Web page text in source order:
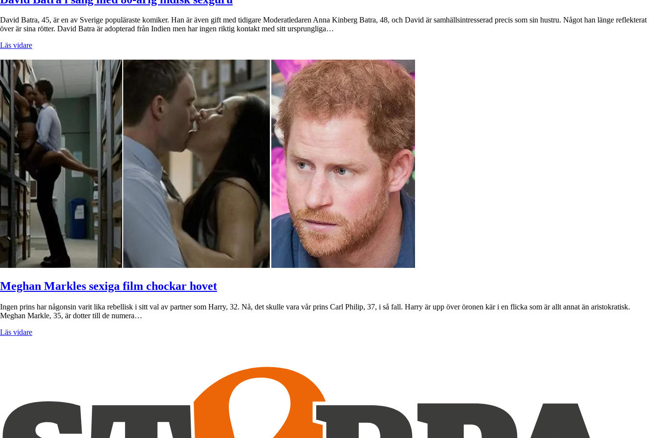
David Batra, 45, är en av Sverige populäraste komiker. Han är även gift med tidigare Moderatledaren Anna Kinberg Batra, 48, och David är samhällsintresserad precis som sin hustru. Något han länge reflekterat
över är sina rötter. David Batra är adopterad från Indien men har ingen riktig kontakt med sitt ursprungliga…
Läs vidare
Meghan Markles sexiga film chockar hovet
Ingen prins har någonsin varit lika rebellisk i sitt val av partner som Harry, 32. Nå, det skulle vara vår prins Carl Philip, 37, i så fall. Harry är upp över öronen kär i en flicka som är allt annat än aristokratisk.
Meghan Markle, 35, är dotter till de numera…
Läs vidare